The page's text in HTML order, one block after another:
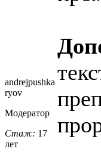
andrejpushka
ryov
Модератор
Стаж: 17
лет